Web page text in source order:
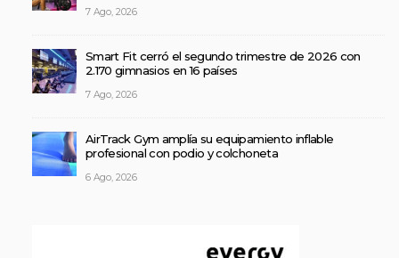
7 Ago, 2026
Smart Fit cerró el segundo trimestre de 2026 con
2.170 gimnasios en 16 países
7 Ago, 2026
AirTrack Gym amplía su equipamiento inflable
profesional con podio y colchoneta
6 Ago, 2026